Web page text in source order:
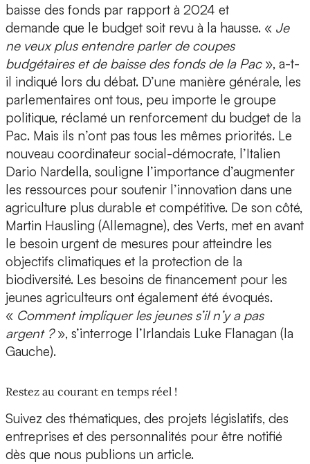
baisse des fonds par rapport à 2024 et
demande que le budget soit revu à la hausse. « Je
ne veux plus entendre parler de coupes
budgétaires et de baisse des fonds de la Pac», a-t-
il indiqué lors du débat. D’une manière générale, les
parlementaires ont tous, peu importe le groupe
politique, réclamé un renforcement du budget de la
Pac. Mais ils n’ont pas tous les mêmes priorités. Le
nouveau coordinateur social-démocrate, l’Italien
Dario Nardella, souligne l’importance d’augmenter
les ressources pour soutenir l’innovation dans une
agriculture plus durable et compétitive. De son côté,
Martin Hausling (Allemagne), des Verts, met en avant
le besoin urgent de mesures pour atteindre les
objectifs climatiques et la protection de la
biodiversité. Les besoins de financement pour les
jeunes agriculteurs ont également été évoqués.
« Comment impliquer les jeunes s’il n’y a pas
argent ?», s’interroge l’Irlandais Luke Flanagan (la
Gauche).
Restez au courant en temps réel !
Suivez des thématiques, des projets législatifs, des
entreprises et des personnalités pour être notifié
dès que nous publions un article.